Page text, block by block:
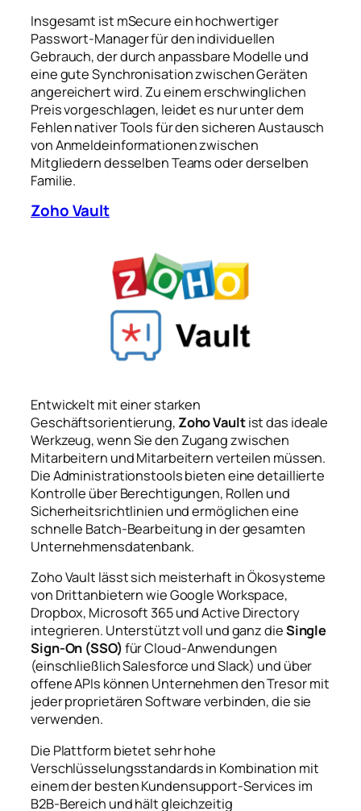
Insgesamt ist mSecure ein hochwertiger
Passwort-Manager für den individuellen
Gebrauch, der durch anpassbare Modelle und
eine gute Synchronisation zwischen Geräten
angereichert wird. Zu einem erschwinglichen
Preis vorgeschlagen, leidet es nur unter dem
Fehlen nativer Tools für den sicheren Austausch
von Anmeldeinformationen zwischen
Mitgliedern desselben Teams oder derselben
Familie.
Zoho Vault
Entwickelt mit einer starken
Geschäftsorientierung, Zoho Vaultist das ideale
Werkzeug, wenn Sie den Zugang zwischen
Mitarbeitern und Mitarbeitern verteilen müssen.
Die Administrationstools bieten eine detaillierte
Kontrolle über Berechtigungen, Rollen und
Sicherheitsrichtlinien und ermöglichen eine
schnelle Batch-Bearbeitung in der gesamten
Unternehmensdatenbank.
Zoho Vault lässt sich meisterhaft in Ökosysteme
von Drittanbietern wie Google Workspace,
Dropbox, Microsoft 365 und Active Directory
integrieren. Unterstützt voll und ganz dieSingle
Sign-On (SSO)für Cloud-Anwendungen
(einschließlich Salesforce und Slack) und über
offene APIs können Unternehmen den Tresor mit
jeder proprietären Software verbinden, die sie
verwenden.
Die Plattform bietet sehr hohe
Verschlüsselungsstandards in Kombination mit
einem der besten Kundensupport-Services im
B2B-Bereich und hält gleichzeitig